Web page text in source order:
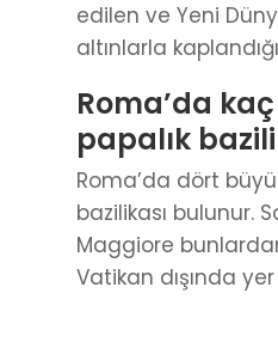
edilen ve Yeni
altınlarla
Roma’da
papalık
Roma’da dört
bazilikası bulunur.
Maggiore
Vatikan dışında yer